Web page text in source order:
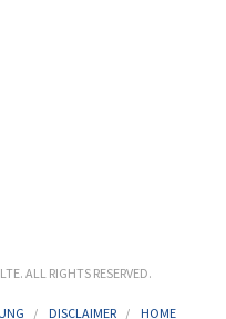
ALL RIGHTS RESERVED.
DISCLAIMER HOME